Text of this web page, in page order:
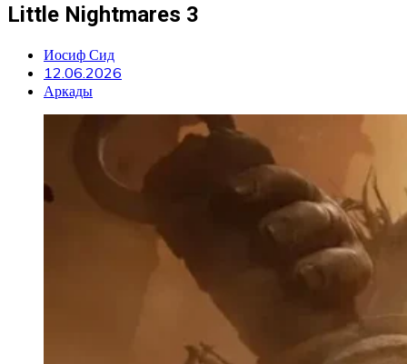
Little Nightmares 3
Иосиф Сид
12.06.2026
Аркады